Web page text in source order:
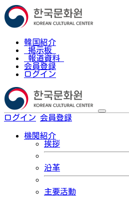
韓国紹介
掲示板
報道資料
会員登録
ログイン
ログイン 会員登録
機関紹介
挨拶
沿革
主要活動